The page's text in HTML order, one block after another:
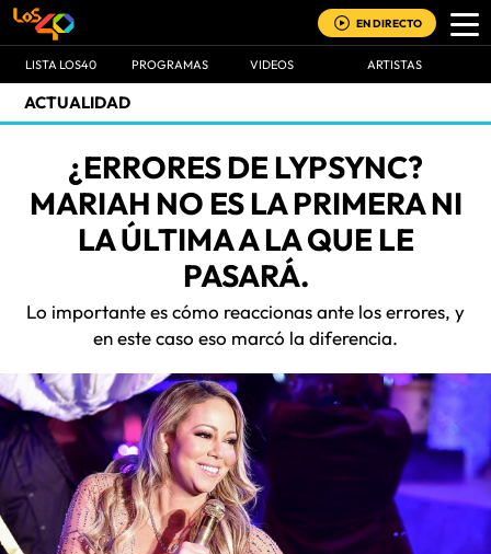
EN DIRECTO
LISTA LOS40 PROGRAMAS VIDEOS ARTISTAS
ACTUALIDAD
¿ERRORES DE LYPSYNC?
MARIAH NO ES LA PRIMERA NI
LA ÚLTIMA A LA QUE LE
PASARÁ.
Lo importante es cómo reaccionas ante los errores, y
en este caso eso marcó la diferencia.